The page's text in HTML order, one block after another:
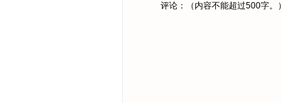
评论：（内容不能超过500字。）